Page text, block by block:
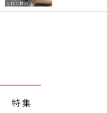
特集